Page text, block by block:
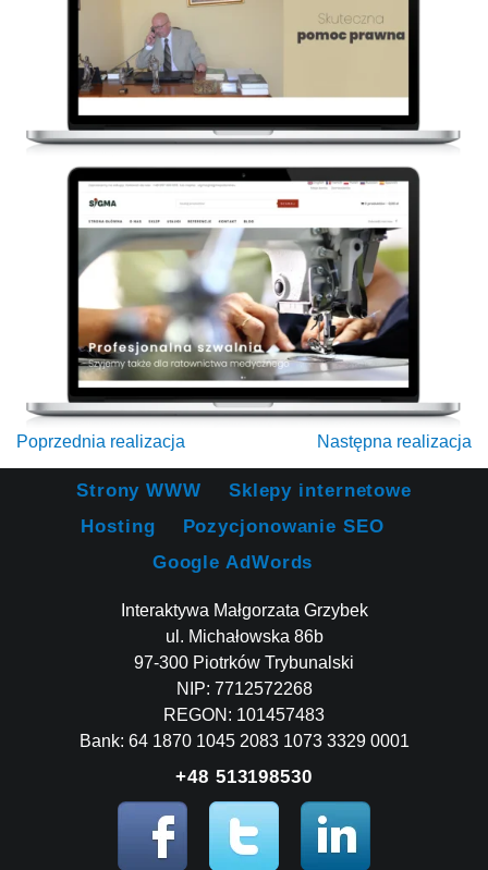
Poprzednia realizacja Następna realizacja
Strony WWW
Sklepy internetowe
Hosting
Pozycjonowanie SEO
Google AdWords
Interaktywa Małgorzata Grzybek
ul. Michałowska 86b
97-300 Piotrków Trybunalski
NIP: 7712572268
REGON: 101457483
Bank: 64 1870 1045 2083 1073 3329 0001
+48 513198530